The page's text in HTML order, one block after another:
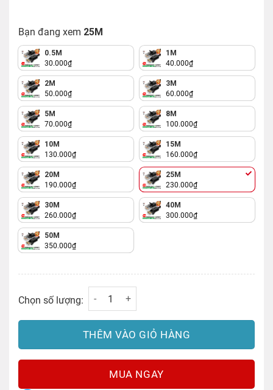
Bạn đang xem 25M
0.5M
30.000₫
1M
40.000₫
2M
50.000₫
3M
60.000₫
5M
70.000₫
8M
100.000₫
10M
130.000₫
15M
160.000₫
20M
190.000₫
25M
230.000₫
30M
260.000₫
40M
300.000₫
50M
350.000₫
Cáp mạng đúc sẵn 2 đầu Cat6 UTP dài
Chọn số lượng:
THÊM VÀO GIỎ HÀNG
MUA NGAY